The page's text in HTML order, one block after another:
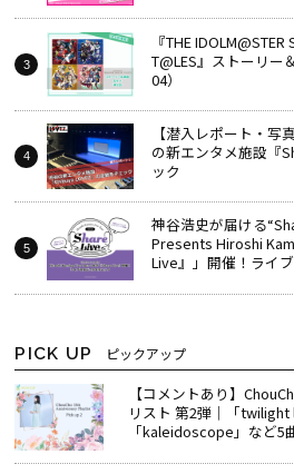
『THE
T@LES』ストーリー
04）
【潜入レポート・写
の新エンタメ施設『
ック
神谷浩史が届ける
Presents Hiroshi
Live』」開催！ライ
PICK UP ピックアップ
【コメントあり】
リスト 第2弾｜「twilight
「kaleidoscope」など5